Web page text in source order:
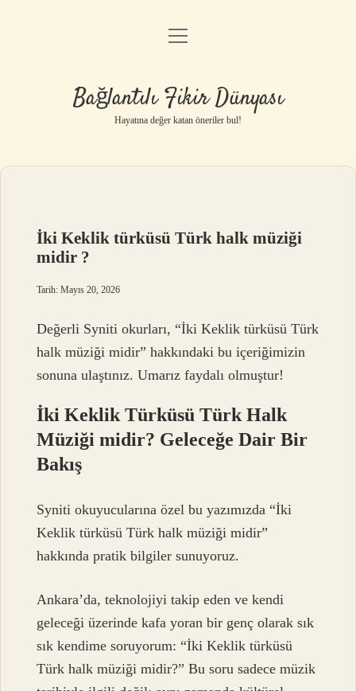
Anasayfa
Yasal Uyarı
menüyü
Bağlantılı Fikir Dünyası
Hayatına değer katan öneriler bul!
İki Keklik türküsü Türk halk müziği
midir ?
Tarih: Mayıs 20, 2026
Değerli Syniti okurları, “İki Keklik türküsü Türk
halk müziği midir” hakkındaki bu içeriğimizin
sonuna ulaştınız. Umarız faydalı olmuştur!
İki Keklik Türküsü Türk Halk
Müziği midir? Geleceğe Dair Bir
Bakış
Syniti okuyucularına özel bu yazımızda “İki
Keklik türküsü Türk halk müziği midir”
hakkında pratik bilgiler sunuyoruz.
Ankara’da, teknolojiyi takip eden ve kendi
geleceği üzerinde kafa yoran bir genç olarak sık
sık kendime soruyorum: “İki Keklik türküsü
Türk halk müziği midir?” Bu soru sadece müzik